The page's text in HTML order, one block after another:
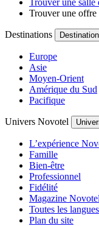
Trouver une salle
Trouver une offre
Destinations
Europe
Asie
Moyen-Orient
Amérique du Sud
Pacifique
Univers Novotel
L’expérience
Famille
Bien-être
Professionnel
Fidélité
Magazine Novotel
Toutes les langues
Plan du site